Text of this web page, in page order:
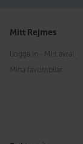
Mitt Rejmes
Logga in - Mitt avtal
Mina favoritbilar